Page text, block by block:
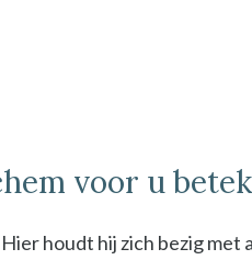
voor u
houdt hij zich bezig